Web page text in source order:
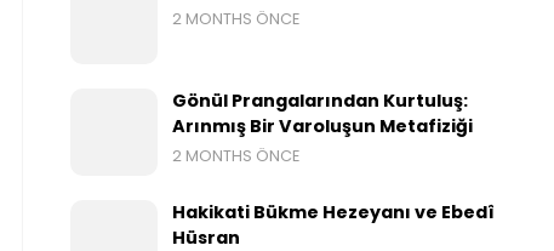
2 MONTHS ÖNCE
Gönül Prangalarından Kurtuluş:
Arınmış Bir Varoluşun Metafiziği
2 MONTHS ÖNCE
Hakikati Bükme Hezeyanı ve Ebedî
Hüsran